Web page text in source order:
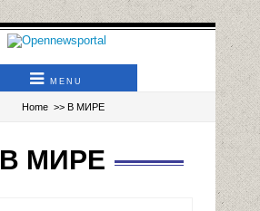
MENU
Home >> В МИРЕ
В МИРЕ